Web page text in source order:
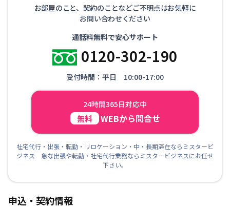
お部屋のこと、契約のことなどご不明点はお気軽に
お問い合わせください
通話料無料で安心サポート
0120-302-190
受付時間：平日 10:00-17:00
24時間365日対応中
無料 WEBから問合せ
社宅代行・出張・転勤・リロケーション・中・長期滞在ならミスタービ
ジネス 急な出張や転勤・社宅代行業務ならミスタービジネスにお任せ
下さい。
申込・契約情報